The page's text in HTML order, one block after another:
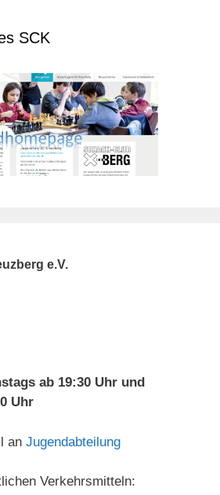
SCK
e.V.
ab 19:30 Uhr und
Uhr
an Jugendabteilung
Verkehrsmitteln: